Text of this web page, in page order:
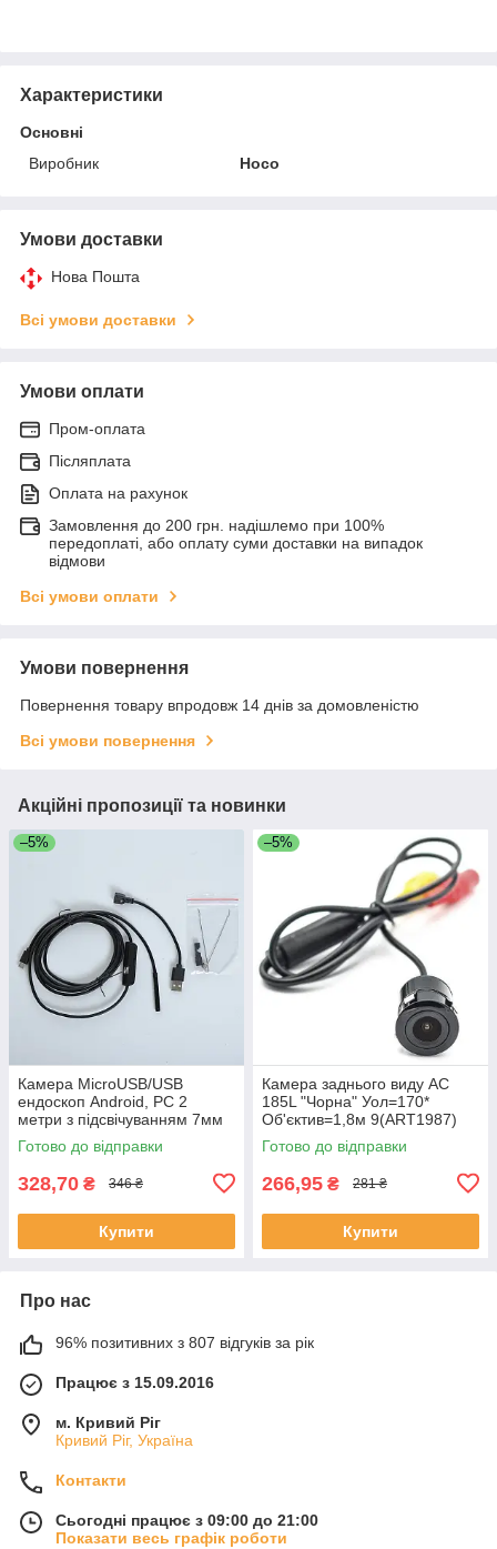
Характеристики
Основні
Виробник
Hoco
Умови доставки
Нова Пошта
Всі умови доставки
Умови оплати
Пром-оплата
Післяплата
Оплата на рахунок
Замовлення до 200 грн. надішлемо при 100%
передоплаті, або оплату суми доставки на випадок
відмови
Всі умови оплати
Умови повернення
Повернення товару впродовж 14 днів за домовленістю
Всі умови повернення
Акційні пропозиції та новинки
–5%
Камера MicroUSB/USB
ендоскоп Android, PC 2
метри з підсвічуванням 7мм
Готово до відправки
328,70 ₴ 346 ₴
Купити
–5%
Камера заднього виду AC
185L "Чорна" Уол=170*
Об'єктив=1,8м 9(ART1987)
Готово до відправки
266,95 ₴ 281 ₴
Купити
Про нас
96% позитивних з 807 відгуків за рік
Працює з 15.09.2016
м. Кривий Ріг
Кривий Ріг, Україна
Контакти
Сьогодні працює з 09:00 до 21:00
Показати весь графік роботи